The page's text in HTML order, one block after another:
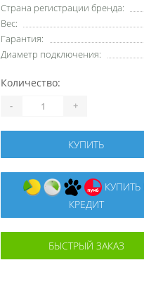
Cтрана регистрации бренда:
Вес:
Гарантия:
Диаметр подключения:
Количество:
- +
КУПИТЬ
КУПИТЬ В
КРЕДИТ
БЫСТРЫЙ ЗАКАЗ